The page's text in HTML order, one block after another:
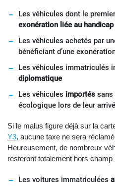
Les véhicules dont le
exonération liée au handicap
Les véhicules achetés par
bénéficiant d’une
Les véhicules immatriculés
diplomatique
Les véhicules importés sans
écologique lors de leur
Si le malus figure déjà sur la
Y3, aucune taxe ne sera
Heureusement, de nombreux
resteront totalement hors champ
Les voitures immatriculées